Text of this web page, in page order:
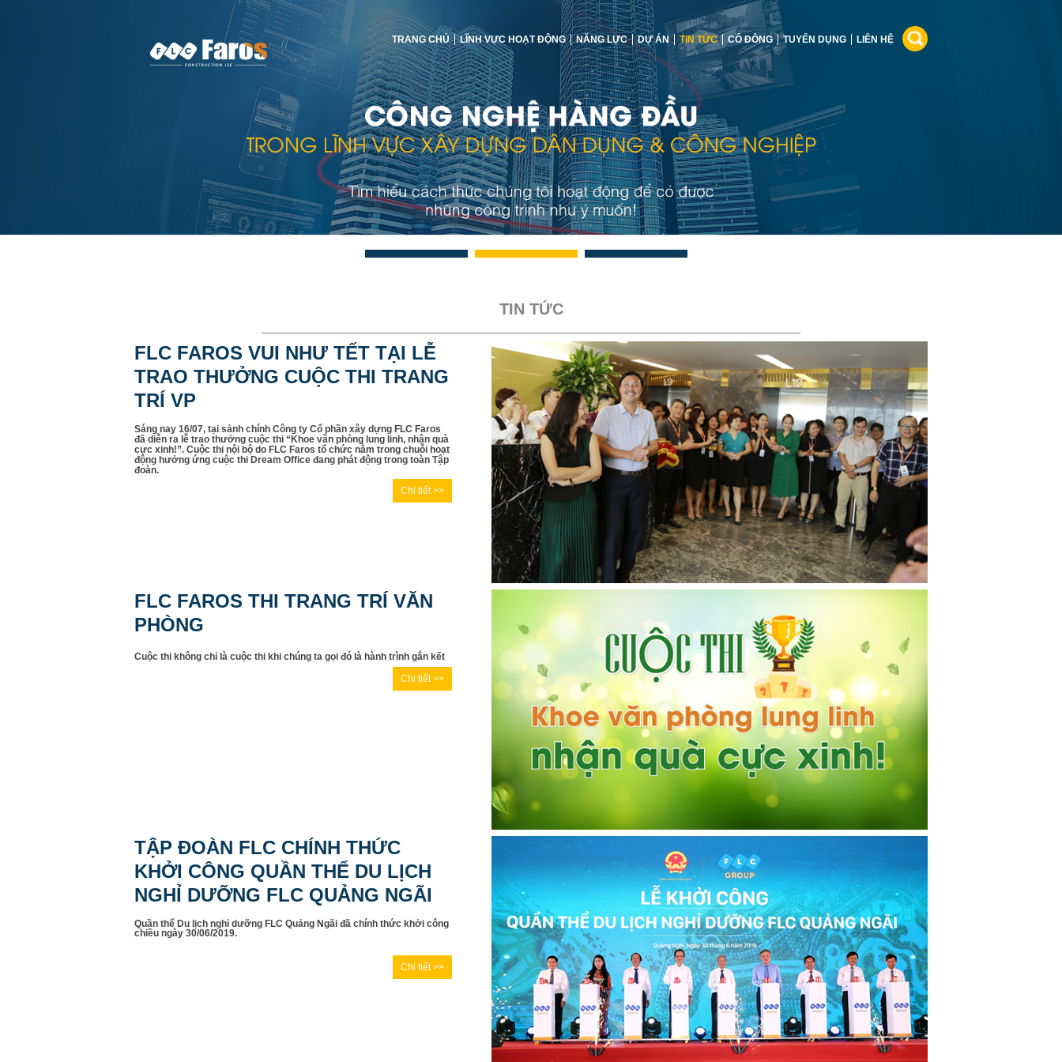
TRANG CHỦ LĨNH VỰC HOẠT ĐỘNG NĂNG LỰC DỰ ÁN TIN TỨC CỔ ĐÔNG TUYỂN DỤNG LIÊN HỆ
TIN TỨC
FLC FAROS VUI NHƯ TẾT TẠI LỄ
TRAO THƯỞNG CUỘC THI TRANG
TRÍ VP
Sáng nay 16/07, tại sảnh chính Công ty Cổ phần xây dựng FLC Faros
đã diễn ra lễ trao thưởng cuộc thi “Khoe văn phòng lung linh, nhận quà
cực xinh!”. Cuộc thi nội bộ do FLC Faros tổ chức nằm trong chuỗi hoạt
động hưởng ứng cuộc thi Dream Office đang phát động trong toàn Tập
đoàn.
Chi tiết >>
FLC FAROS THI TRANG TRÍ VĂN
PHÒNG
Cuộc thi không chỉ là cuộc thi khi chúng ta gọi đó là hành trình gắn kết
Chi tiết >>
TẬP ĐOÀN FLC CHÍNH THỨC
KHỞI CÔNG QUẦN THỂ DU LỊCH
NGHỈ DƯỠNG FLC QUẢNG NGÃI
Quần thể Du lịch nghỉ dưỡng FLC Quảng Ngãi đã chính thức khởi công
chiều ngày 30/06/2019.
Chi tiết >>